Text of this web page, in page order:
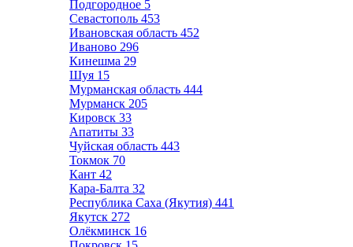
Подгородное 5
Севастополь 453
Ивановская область 452
Иваново 296
Кинешма 29
Шуя 15
Мурманская область 444
Мурманск 205
Кировск 33
Апатиты 33
Чуйская область 443
Токмок 70
Кант 42
Кара-Балта 32
Республика Саха (Якутия) 441
Якутск 272
Олёкминск 16